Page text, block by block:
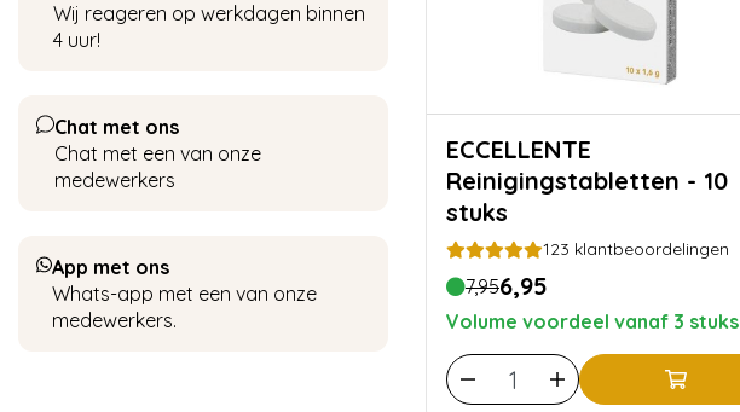
Wij reageren op werkdagen binnen
4 uur!
Chat met ons
Chat met een van onze
medewerkers
App met ons
Whats-app met een van onze
medewerkers.
ECCELLENTE
Reinigingstabletten - 10
stuks
123 klantbeoordelingen
7,956,95
Volume voordeel vanaf 3 stuks